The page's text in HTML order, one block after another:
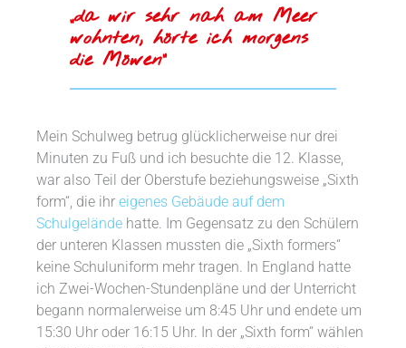
„da wir sehr nah am Meer
wohnten, hörte ich morgens
die Möwen“
Mein Schulweg betrug glücklicherweise nur drei
Minuten zu Fuß und ich besuchte die 12. Klasse,
war also Teil der Oberstufe beziehungsweise „Sixth
form“, die ihreigenes Gebäude auf dem
Schulgelände hatte. Im Gegensatz zu den Schülern
der unteren Klassen mussten die „Sixth formers“
keine Schuluniform mehr tragen. In England hatte
ich Zwei-Wochen-Stundenpläne und der Unterricht
begann normalerweise um 8:45 Uhr und endete um
15:30 Uhr oder 16:15 Uhr. In der „Sixth form“ wählen